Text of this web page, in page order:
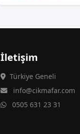
İletişim
Türkiye Geneli
info@cikmafar.com
0505 631 23 31